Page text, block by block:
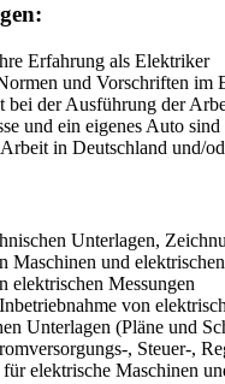
Erfahrung als Elektriker
und Vorschriften im
bei der Ausführung der
und ein eigenes Auto
in Deutschland und/
Unterlagen,
Maschinen und
elektrischen Messungen
von
Unterlagen (Pläne und
, Steuer-,
für elektrische Maschinen